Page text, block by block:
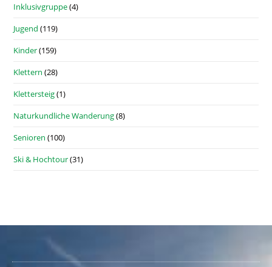
Inklusivgruppe(4)
Jugend (119)
Kinder(159)
Klettern (28)
Klettersteig(1)
Naturkundliche Wanderung(8)
Senioren (100)
Ski & Hochtour(31)